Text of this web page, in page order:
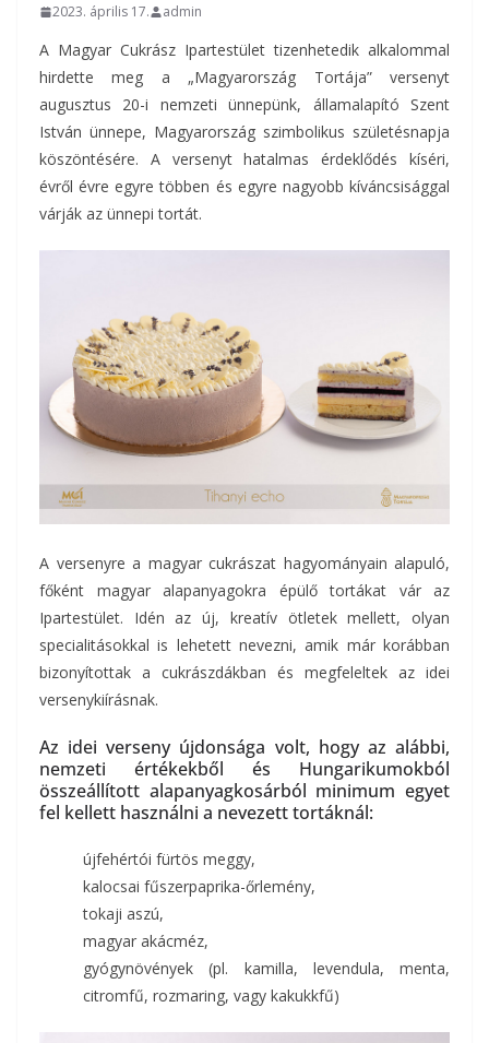
2023. április 17. admin
A Magyar Cukrász Ipartestület tizenhetedik alkalommal
hirdette meg a „Magyarország Tortája” versenyt
augusztus 20-i nemzeti ünnepünk, államalapító Szent
István ünnepe, Magyarország szimbolikus születésnapja
köszöntésére. A versenyt hatalmas érdeklődés kíséri,
évről évre egyre többen és egyre nagyobb kíváncsisággal
várják az ünnepi tortát.
A versenyre a magyar cukrászat hagyományain alapuló,
főként magyar alapanyagokra épülő tortákat vár az
Ipartestület. Idén az új, kreatív ötletek mellett, olyan
specialitásokkal is lehetett nevezni, amik már korábban
bizonyítottak a cukrászdákban és megfeleltek az idei
versenykiírásnak.
Az idei verseny újdonsága volt, hogy az alábbi,
nemzeti értékekből és Hungarikumokból
összeállított alapanyagkosárból minimum egyet
fel kellett használni a nevezett tortáknál:
újfehértói fürtös meggy,
kalocsai fűszerpaprika-őrlemény,
tokaji aszú,
magyar akácméz,
gyógynövények (pl. kamilla, levendula, menta,
citromfű, rozmaring, vagy kakukkfű)